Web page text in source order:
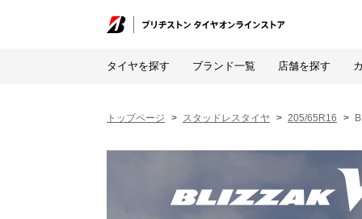
タイヤを探す ブランド一覧 店舗を探す
トップページ スタッドレスタイヤ 205/65R16